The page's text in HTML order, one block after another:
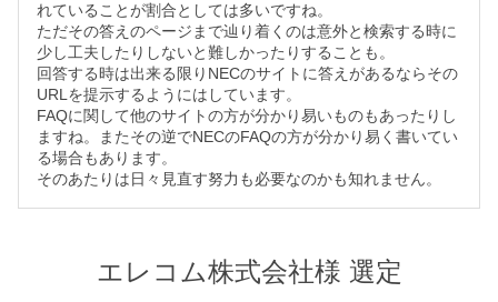
れていることが割合としては多いですね。
ただその答えのページまで辿り着くのは意外と検索する時に
少し工夫したりしないと難しかったりすることも。
回答する時は出来る限りNECのサイトに答えがあるならその
URLを提示するようにはしています。
FAQに関して他のサイトの方が分かり易いものもあったりし
ますね。またその逆でNECのFAQの方が分かり易く書いてい
る場合もあります。
そのあたりは日々見直す努力も必要なのかも知れません。
エレコム株式会社様 選定